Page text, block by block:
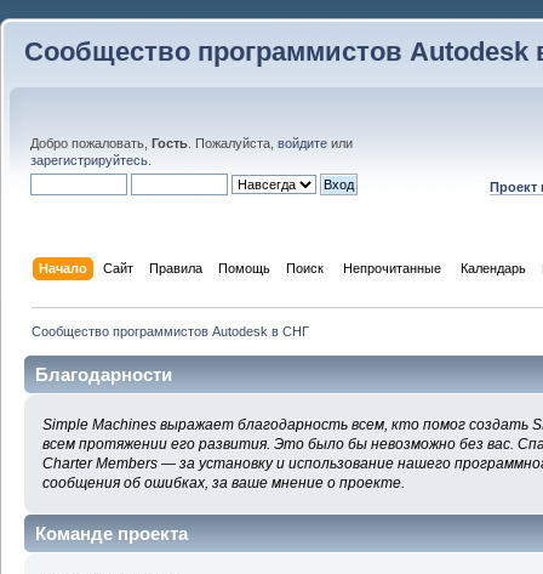
Сообщество программистов Autodesk
Добро пожаловать, Гость . Пожалуйста, войдите или
зарегистрируйтесь
Проект
Начало Сайт Правила Помощь Поиск Непрочитанные Календарь
Сообщество программистов Autodesk в СНГ
Благодарности
Simple Machines выражает благодарность всем, кто помог создать
всем протяжении его развития. Это было бы невозможно без вас.
Charter Members — за установку и использование нашего
сообщения об ошибках, за ваше мнение о проекте.
Команде проекта